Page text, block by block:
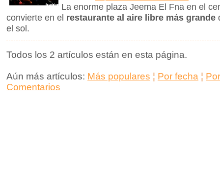
La enorme plaza Jeema El Fna en el
convierte en el restaurante al aire libre más grande
el sol.
Todos los 2 artículos están en esta página.
Aún más artículos: Más populares ¦ Por fecha ¦
Comentarios